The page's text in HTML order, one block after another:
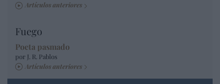
Artículos anteriores
Fuego
Poeta pasmado
por J. R. Pablos
Artículos anteriores